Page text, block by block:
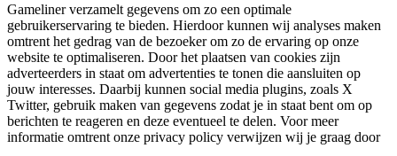
Gameliner verzamelt gegevens om zo een optimale
gebruikerservaring te bieden. Hierdoor kunnen wij analyses maken
omtrent het gedrag van de bezoeker om zo de ervaring op onze
website te optimaliseren. Door het plaatsen van cookies zijn
adverteerders in staat om advertenties te tonen die aansluiten op
jouw interesses. Daarbij kunnen social media plugins, zoals X
Twitter, gebruik maken van gegevens zodat je in staat bent om op
berichten te reageren en deze eventueel te delen. Voor meer
informatie omtrent onze privacy policy verwijzen wij je graag door